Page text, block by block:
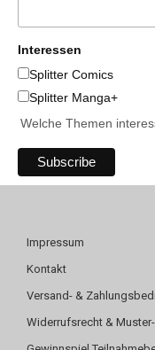
Interessen
Splitter Comics
Splitter Manga+
Welche Themen
Impressum
Kontakt
Versand- &
Widerrufsrecht &